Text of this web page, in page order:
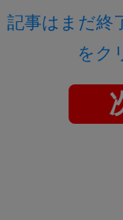
記事はまだ終
をク